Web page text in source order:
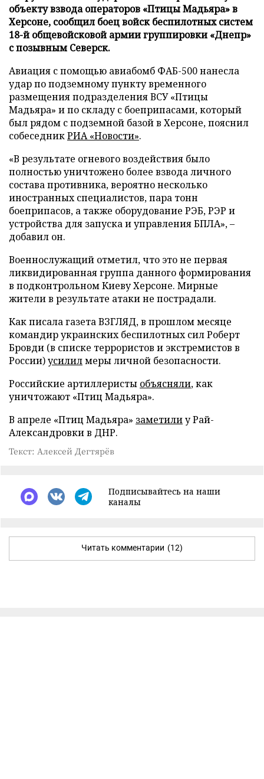
объекту взвода операторов «Птицы Мадьяра» в
Херсоне, сообщил боец войск беспилотных систем
18-й общевойсковой армии группировки «Днепр»
с позывным Северск.
Авиация с помощью авиабомб ФАБ-500 нанесла
удар по подземному пункту временного
размещения подразделения ВСУ «Птицы
Мадьяра» и по складу с боеприпасами, который
был рядом с подземной базой в Херсоне, пояснил
собеседникРИА «Новости».
«В результате огневого воздействия было
полностью уничтожено более взвода личного
состава противника, вероятно несколько
иностранных специалистов, пара тонн
боеприпасов, а также оборудование РЭБ, РЭР и
устройства для запуска и управления БПЛА», –
добавил он.
Военнослужащий отметил, что это не первая
ликвидированная группа данного формирования
в подконтрольном Киеву Херсоне. Мирные
жители в результате атаки не пострадали.
Как писала газета ВЗГЛЯД, в прошлом месяце
командир украинских беспилотных сил Роберт
Бровди (в списке террористов и экстремистов в
России)усилилмеры личной безопасности.
Российские артиллеристы объясняли, как
уничтожают «Птиц Мадьяра».
В апреле «Птиц Мадьяра» заметилиу Рай-
Александровки в ДНР.
Текст: Алексей Дегтярёв
Подписывайтесь на наши
каналы
Читать комментарии (12)